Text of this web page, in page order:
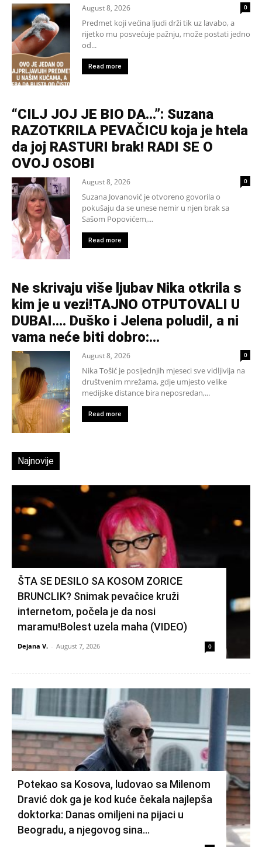
August 8, 2026 0
Predmet koji većina ljudi drži tik uz lavabo, a
rijetko mu posvećuje pažnju, može postati jedno
od...
Read more
“CILJ JOJ JE BIO DA…”: Suzana
RAZOTKRILA PEVAČICU koja je htela
da joj RASTURI brak! RADI SE O
OVOJ OSOBI
August 8, 2026 0
Suzana Jovanović je otvoreno govorila o
pokušaju da se unese nemir u njen brak sa
Sašom Popovićem,...
Read more
Ne skrivaju više ljubav Nika otkrila s
kim je u vezi!TAJNO OTPUTOVALI U
DUBAI…. Duško i Jelena poludil, a ni
vama neće biti dobro:...
August 8, 2026 0
Nika Tošić je posljednjih mjeseci sve vidljivija na
društvenim mrežama, gdje umjesto velike
medijske distance bira neposredan,...
Read more
Najnovije
ŠTA SE DESILO SA KOSOM ZORICE
BRUNCLIK? Snimak pevačice kruži
internetom, počela je da nosi
maramu!Bolest uzela maha (VIDEO)
Dejana V. - August 7, 2026 0
Potekao sa Kosova, ludovao sa Milenom
Dravić dok ga je kod kuće čekala najlepša
doktorka: Danas omiljeni na pijaci u
Beogradu, a njegovog sina...